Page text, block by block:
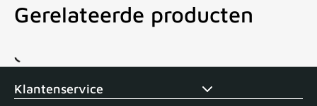
Gerelateerde producten
Voor 15uur besteld, zelfde dag verstuurd Echte winkel +35
Klantenservice